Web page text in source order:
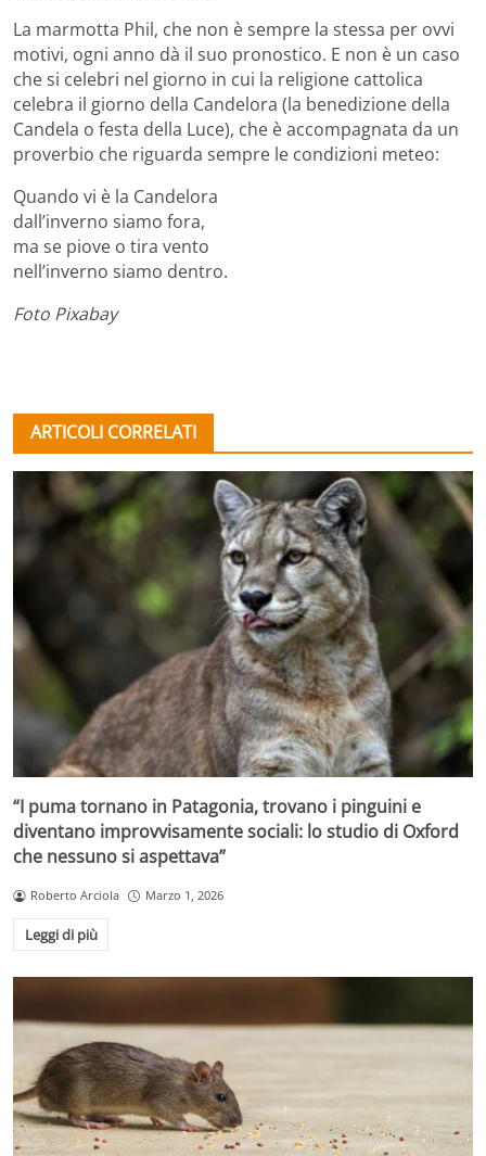
La marmotta Phil, che non è sempre la stessa per ovvi
motivi, ogni anno dà il suo pronostico. E non è un caso
che si celebri nel giorno in cui la religione cattolica
celebra il giorno della Candelora (la benedizione della
Candela o festa della Luce), che è accompagnata da un
proverbio che riguarda sempre le condizioni meteo:
Quando vi è la Candelora
dall’inverno siamo fora,
ma se piove o tira vento
nell’inverno siamo dentro.
Foto Pixabay
ARTICOLI CORRELATI
“I puma tornano in Patagonia, trovano i pinguini e
diventano improvvisamente sociali: lo studio di Oxford
che nessuno si aspettava”
Roberto Arciola Marzo 1, 2026
Leggi di più